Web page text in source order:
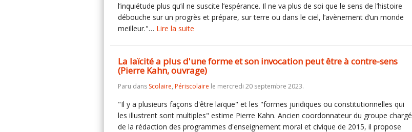
l’inquiétude plus qu’il ne suscite l’espérance. Il ne va plus de soi que le sens de l’histoire
débouche sur un progrès et prépare, sur terre ou dans le ciel, l’avènement d’un monde
meilleur."… Lire la suite
La laïcité a plus d'une forme et son invocation peut être à contre-sens
(Pierre Kahn, ouvrage)
Paru dans Scolaire, Périscolaire le mercredi 20 septembre 2023.
"Il y a plusieurs façons d'être laïque" et les "formes juridiques ou constitutionnelles qui
les illustrent sont multiples" estime Pierre Kahn. Ancien coordonnateur du groupe chargé
de la rédaction des programmes d'enseignement moral et civique de 2015, il propose